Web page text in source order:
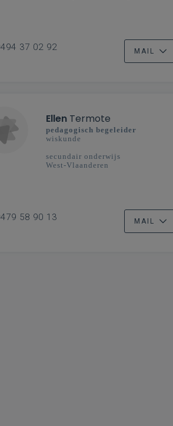
37 02 92 MAIL
EllenTermote
pedagogisch begeleider
wiskunde
secundair onderwijs
West-Vlaanderen
58 90 13 MAIL